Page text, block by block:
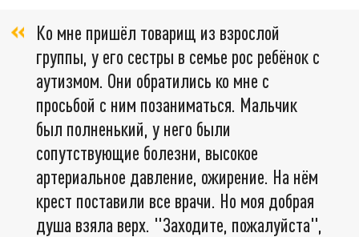
Ко мне пришёл товарищ из взрослой
группы, у его сестры в семье рос ребёнок с
аутизмом. Они обратились ко мне с
просьбой с ним позаниматься. Мальчик
был полненький, у него были
сопутствующие болезни, высокое
артериальное давление, ожирение. На нём
крест поставили все врачи. Но моя добрая
душа взяла верх. "Заходите, пожалуйста",